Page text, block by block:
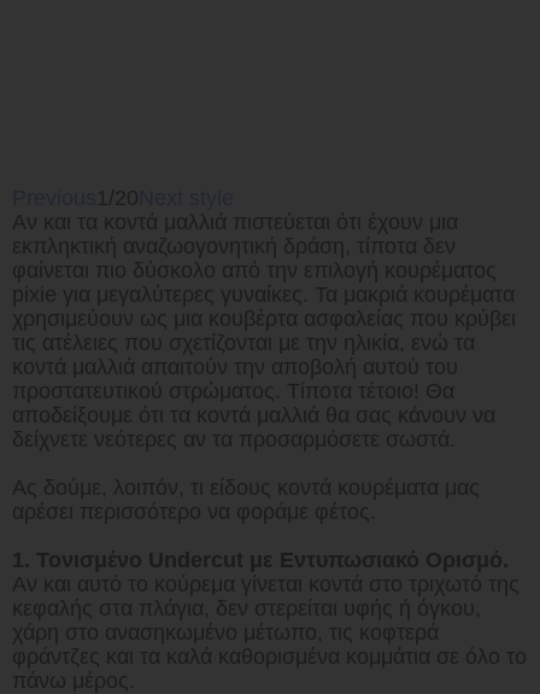
1/20
Αν και τα κοντά μαλλιά πιστεύεται ότι έχουν μια
εκπληκτική αναζωογονητική δράση, τίποτα δεν
φαίνεται πιο δύσκολο από την επιλογή κουρέματος
pixie για μεγαλύτερες γυναίκες. Τα μακριά κουρέματα
χρησιμεύουν ως μια κουβέρτα ασφαλείας που κρύβει
τις ατέλειες που σχετίζονται με την ηλικία, ενώ τα
κοντά μαλλιά απαιτούν την αποβολή αυτού του
προστατευτικού στρώματος. Τίποτα τέτοιο! Θα
αποδείξουμε ότι τα κοντά μαλλιά θα σας κάνουν να
δείχνετε νεότερες αν τα προσαρμόσετε σωστά.
Ας δούμε, λοιπόν, τι είδους κοντά κουρέματα μας
αρέσει περισσότερο να φοράμε φέτος.
1. Τονισμένο Undercut με Εντυπωσιακό Ορισμό.
Αν και αυτό το κούρεμα γίνεται κοντά στο τριχωτό της
κεφαλής στα πλάγια, δεν στερείται υφής ή όγκου,
χάρη στο ανασηκωμένο μέτωπο, τις κοφτερά
φράντζες και τα καλά καθορισμένα κομμάτια σε όλο το
πάνω μέρος.